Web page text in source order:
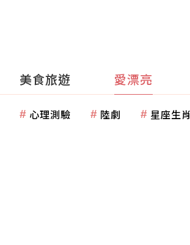
美食旅遊 愛漂亮
心理測驗 陸劇 星座生肖